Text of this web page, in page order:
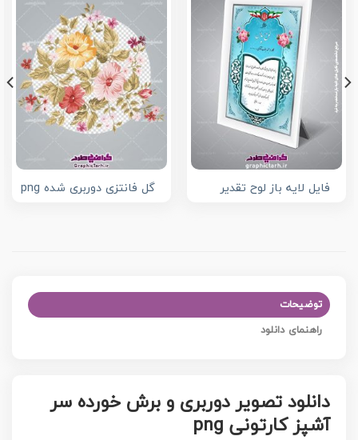
فایل لایه باز لوح تقدیر گل فانتزی دوربری شده png
توضیحات
راهنمای دانلود
دانلود تصویر دوربری و برش خورده سر
آشپز کارتونی png